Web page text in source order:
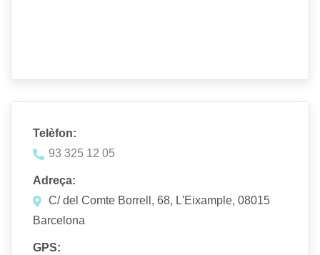
Telèfon:
93 325 12 05
Adreça:
C/ del Comte Borrell, 68, L'Eixample, 08015
Barcelona
GPS: